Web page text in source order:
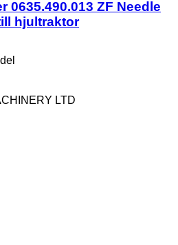
0635.490.013 ZF Needle
hjultraktor
LTD